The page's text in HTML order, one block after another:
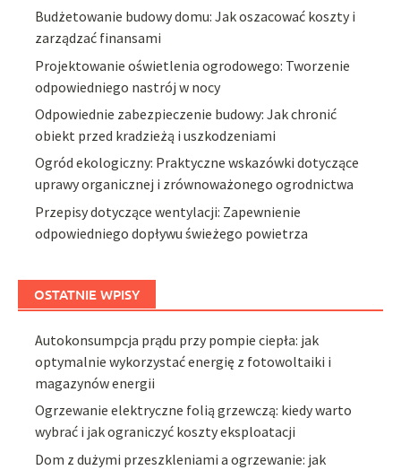
Budżetowanie budowy domu: Jak oszacować koszty i
zarządzać finansami
Projektowanie oświetlenia ogrodowego: Tworzenie
odpowiedniego nastrój w nocy
Odpowiednie zabezpieczenie budowy: Jak chronić
obiekt przed kradzieżą i uszkodzeniami
Ogród ekologiczny: Praktyczne wskazówki dotyczące
uprawy organicznej i zrównoważonego ogrodnictwa
Przepisy dotyczące wentylacji: Zapewnienie
odpowiedniego dopływu świeżego powietrza
OSTATNIE WPISY
Autokonsumpcja prądu przy pompie ciepła: jak
optymalnie wykorzystać energię z fotowoltaiki i
magazynów energii
Ogrzewanie elektryczne folią grzewczą: kiedy warto
wybrać i jak ograniczyć koszty eksploatacji
Dom z dużymi przeszkleniami a ogrzewanie: jak